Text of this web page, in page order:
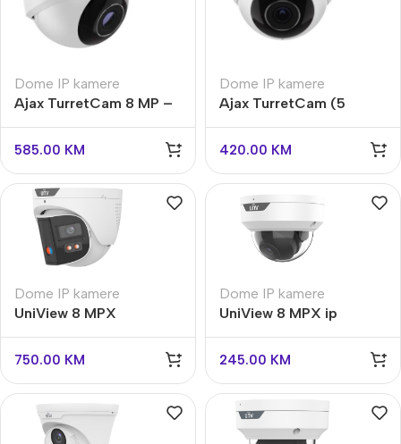
Dome IP kamere
Ajax TurretCam 8 MP –
Ultra HD sigurnosna
kamera
585.00 KM
Dome IP kamere
Ajax TurretCam (5
Mp/2.8 mm)
420.00 KM
Dome IP kamere
UniView 8 MPX
IPC3K28SE-
750.00 KM
Dome IP kamere
UniView 8 MPX ip
ADF28K-G
245.00 KM